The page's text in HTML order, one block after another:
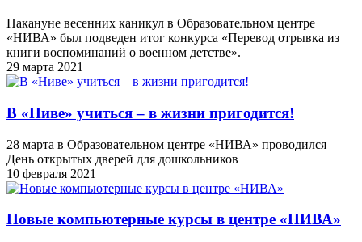
Накануне весенних каникул в Образовательном центре
«НИВА» был подведен итог конкурса «Перевод отрывка из
книги воспоминаний о военном детстве».
29 марта 2021
В «Ниве» учиться – в жизни пригодится!
28 марта в Образовательном центре «НИВА» проводился
День открытых дверей для дошкольников
10 февраля 2021
Новые компьютерные курсы в центре «НИВА»